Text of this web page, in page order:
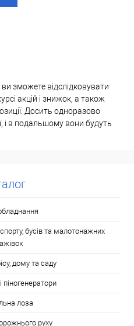
зможете відслідковувати
акцій і знижок, а також
Досить одноразово
і в подальшому вони будуть
бусів та малотонажних
дому та саду
піногенератори
лоза
руху